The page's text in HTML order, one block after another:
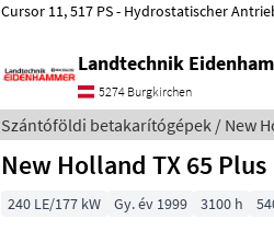
Cursor 11, 517 PS - Hydrostatischer Antrieb 2-stufig - Allradmaschine -
Landtechnik
5274 Burgkirchen
Szántóföldi betakarítógépek / New
New Holland TX 65 Plus
240 LE/177 kW Gy. év 1999 3100 h